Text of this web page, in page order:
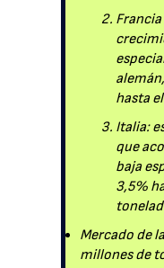
hasta
Italia:
que
baja
3,5%
Mercado de
millones de